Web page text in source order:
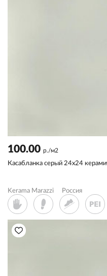
100.00 р./м2
Касабланка серый 24х24
Kerama Marazzi Россия